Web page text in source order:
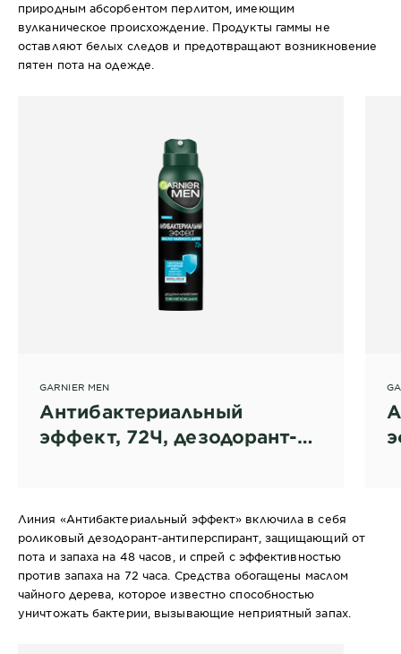
природным абсорбентом перлитом, имеющим
вулканическое происхождение. Продукты гаммы не
оставляют белых следов и предотвращают возникновение
пятен пота на одежде.
GARNIER MEN
Антибактериальный
эффект, 72Ч, дезодорант-
Линия «Антибактериальный эффект» включила в себя
роликовый дезодорант-антиперспирант, защищающий от
пота и запаха на 48 часов, и спрей с эффективностью
против запаха на 72 часа. Средства обогащены маслом
чайного дерева, которое известно способностью
уничтожать бактерии, вызывающие неприятный запах.